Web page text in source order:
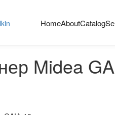
HomeAboutCatalog
Midea